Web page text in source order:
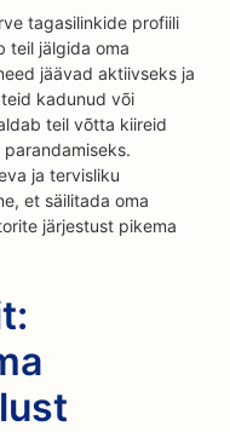
tagasilinkide profiili
teil jälgida oma
jäävad aktiivseks ja
kadunud või
teil võtta kiireid
ja tervisliku
et säilitada oma
järjestust pikema